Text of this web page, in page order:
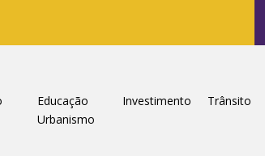
Educação Investimento
Trânsito
Urbanismo